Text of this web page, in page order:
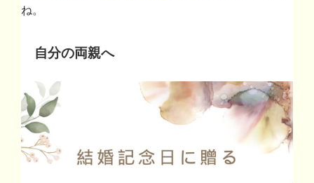
ね。
自分の両親へ